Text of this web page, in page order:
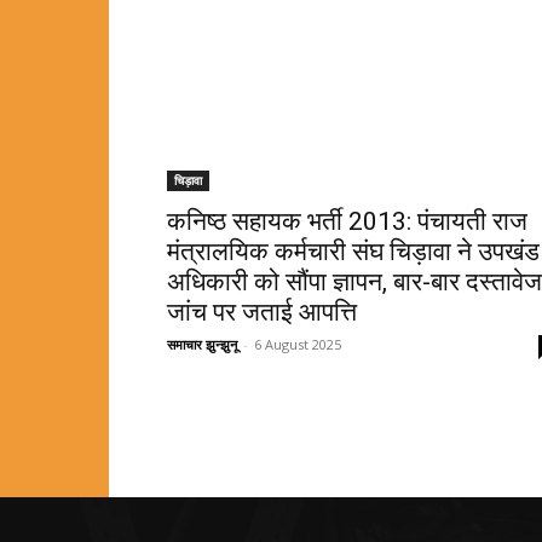
चिड़ावा
कनिष्ठ सहायक भर्ती 2013: पंचायती राज
मंत्रालयिक कर्मचारी संघ चिड़ावा ने उपखंड
अधिकारी को सौंपा ज्ञापन, बार-बार दस्तावेज
जांच पर जताई आपत्ति
समाचार झुन्झुनू - 6 August 2025